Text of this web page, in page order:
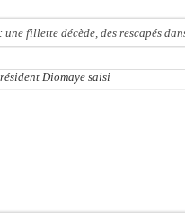
fillette décède, des rescapés
sports Guéladio Ba en tournée, un
de la Banque
Diomaye saisi